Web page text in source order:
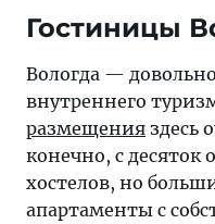
Гостиницы
Вологда —
внутреннего
размещения здесь
конечно, с десяток
хостелов, но
апартаменты с